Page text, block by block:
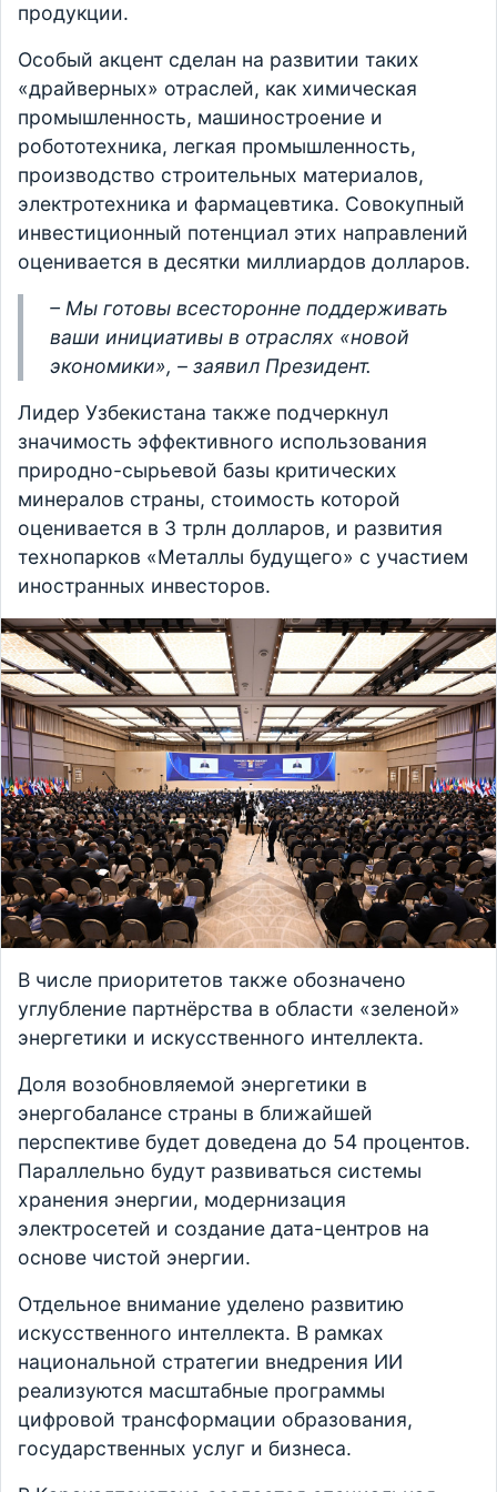
продукции.
Особый акцент сделан на развитии таких
«драйверных» отраслей, как химическая
промышленность, машиностроение и
робототехника, легкая промышленность,
производство строительных материалов,
электротехника и фармацевтика. Совокупный
инвестиционный потенциал этих направлений
оценивается в десятки миллиардов долларов.
– Мы готовы всесторонне поддерживать
ваши инициативы в отраслях «новой
экономики», – заявил Президент.
Лидер Узбекистана также подчеркнул
значимость эффективного использования
природно-сырьевой базы критических
минералов страны, стоимость которой
оценивается в 3 трлн долларов, и развития
технопарков «Металлы будущего» с участием
иностранных инвесторов.
В числе приоритетов также обозначено
углубление партнёрства в области «зеленой»
энергетики и искусственного интеллекта.
Доля возобновляемой энергетики в
энергобалансе страны в ближайшей
перспективе будет доведена до 54 процентов.
Параллельно будут развиваться системы
хранения энергии, модернизация
электросетей и создание дата-центров на
основе чистой энергии.
Отдельное внимание уделено развитию
искусственного интеллекта. В рамках
национальной стратегии внедрения ИИ
реализуются масштабные программы
цифровой трансформации образования,
государственных услуг и бизнеса.